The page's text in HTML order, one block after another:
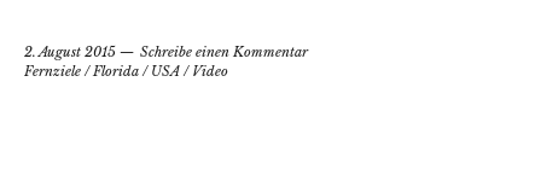
2. August 2015
Schreibe einen Kommentar
Fernziele /Florida / USA / Video